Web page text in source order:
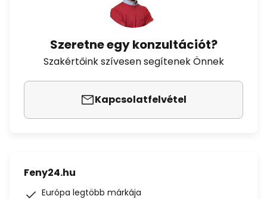
Szeretne egy konzultációt?
Szakértőink szívesen segítenek Önnek
Kapcsolatfelvétel
Feny24.hu
Európa legtöbb márkája